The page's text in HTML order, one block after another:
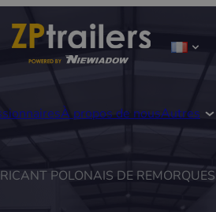
À propos de nousAutres
POLONAIS DE REMORQUES